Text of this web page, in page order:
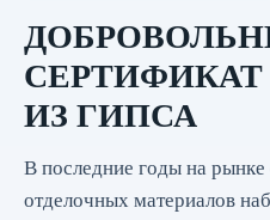
ИЗ ГИПСА
В последние годы на рынке
отделочных материалов